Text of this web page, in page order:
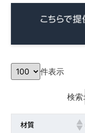
件表示
検索:
材質